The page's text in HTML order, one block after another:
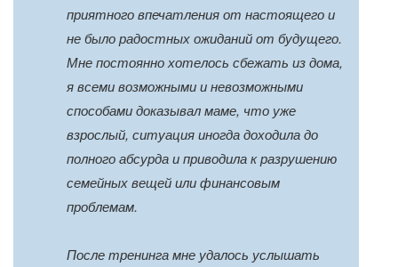
приятного впечатления от настоящего и
не было радостных ожиданий от будущего.
Мне постоянно хотелось сбежать из дома,
я всеми возможными и невозможными
способами доказывал маме, что уже
взрослый, ситуация иногда доходила до
полного абсурда и приводила к разрушению
семейных вещей или финансовым
проблемам.
После тренинга мне удалось услышать